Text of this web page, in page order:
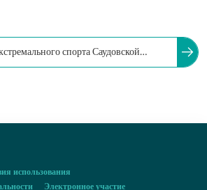
спорта Саудовской
использования
Электронное участие